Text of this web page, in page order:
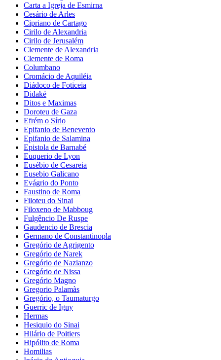
Carta a Igreja de Esmirna
Cesário de Arles
Cipriano de Cartago
Cirilo de Alexandria
Cirilo de Jerusalém
Clemente de Alexandria
Clemente de Roma
Columbano
Cromácio de Aquiléia
Diádoco de Foticeia
Didaké
Ditos e Maximas
Doroteu de Gaza
Efrém o Sírio
Epifanio de Benevento
Epifanio de Salamina
Epistola de Barnabé
Euquerio de Lyon
Eusébio de Cesareia
Eusebio Galicano
Evágrio do Ponto
Faustino de Roma
Filoteu do Sinai
Filoxeno de Mabboug
Fulgêncio De Ruspe
Gaudencio de Brescia
Germano de Constantinopla
Gregório de Agrigento
Gregório de Narek
Gregório de Nazianzo
Gregório de Nissa
Gregório Magno
Gregorio Palamàs
Gregório, o Taumaturgo
Guerric de Igny
Hermas
Hesiquio do Sinai
Hilário de Poitiers
Hipólito de Roma
Homilias